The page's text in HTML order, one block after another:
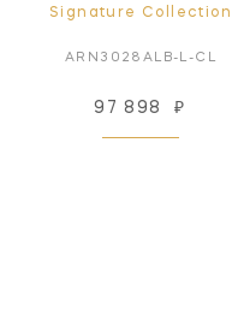
Signature Collection
ARN3028ALB-L-CL
97 898 ₽